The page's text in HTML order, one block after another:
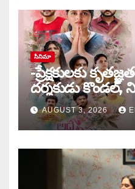
సినిమా
-ప్రేక్షకులకు
దర్శకుడు కొండల్,
కాండ్రేగుల
AUGUST 3, 2026